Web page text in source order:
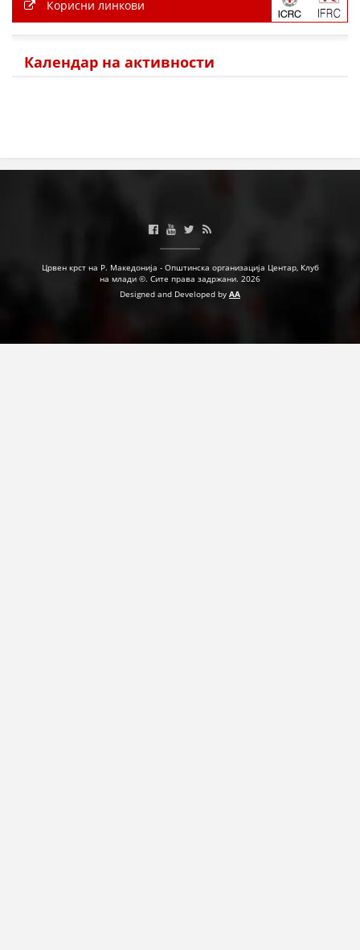
Корисни линкови
Календар на активности
Црвен крст на Р. Македонија - Општинска организација Центар, Клуб
на млади ©. Сите права задржани. 2026
Designed and Developed by AA